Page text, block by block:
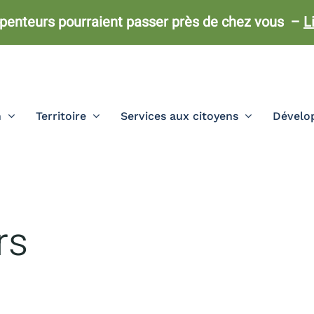
pourraient passer près de chez vous –
Territoire Services aux citoyens